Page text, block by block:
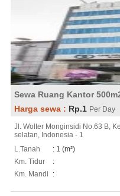
Sewa Ruang Kantor
Harga sewa : Rp.1 Per Day
Jl. Wolter Monginsidi No.63 B,
selatan, Indonesia - 1
L.Tanah
: 1 (m²)
Km. Tidur
:
Km. Mandi
: